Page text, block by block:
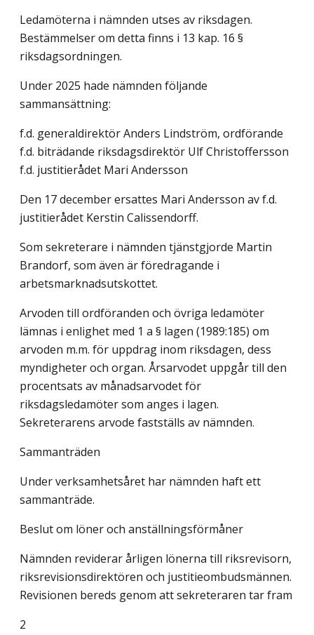
Ledamöterna i nämnden utses av riksdagen.
Bestämmelser om detta finns i 13 kap. 16 §
riksdagsordningen.
Under 2025 hade nämnden följande
sammansättning:
f.d. generaldirektör Anders Lindström, ordförande
f.d. biträdande riksdagsdirektör Ulf Christoffersson
f.d. justitierådet Mari Andersson
Den 17 december ersattes Mari Andersson av f.d.
justitierådet Kerstin Calissendorff.
Som sekreterare i nämnden tjänstgjorde Martin
Brandorf, som även är föredragande i
arbetsmarknadsutskottet.
Arvoden till ordföranden och övriga ledamöter
lämnas i enlighet med 1 a § lagen (1989:185) om
arvoden m.m. för uppdrag inom riksdagen, dess
myndigheter och organ. Årsarvodet uppgår till den
procentsats av månadsarvodet för
riksdagsledamöter som anges i lagen.
Sekreterarens arvode fastställs av nämnden.
Sammanträden
Under verksamhetsåret har nämnden haft ett
sammanträde.
Beslut om löner och anställningsförmåner
Nämnden reviderar årligen lönerna till riksrevisorn,
riksrevisionsdirektören och justitieombudsmännen.
Revisionen bereds genom att sekreteraren tar fram
2